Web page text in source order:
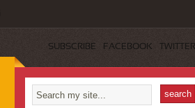
SUBSCRIBE FACEBOOK TWITTER